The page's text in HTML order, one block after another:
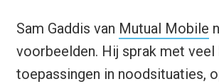
Sam Gaddis van Mutual Mobile
voorbeelden. Hij sprak met veel
toepassingen in noodsituaties,